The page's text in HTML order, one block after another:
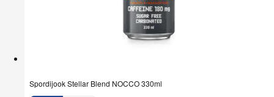
Spordijook Stellar Blend NOCCO 330ml